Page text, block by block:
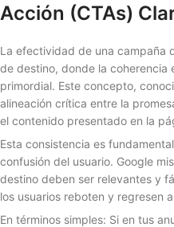
Acción (CTAs)
La efectividad de una campaña
de destino, donde la coherencia
primordial. Este concepto,
alineación crítica entre la
el contenido presentado en la
Esta consistencia es
confusión del usuario. Google
destino deben ser relevantes y
los usuarios reboten y regresen
En términos simples: Si en tus